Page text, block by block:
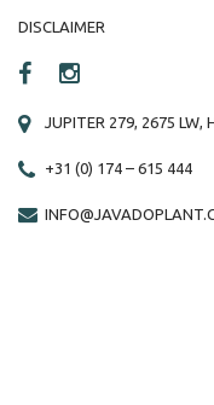
DISCLAIMER
JUPITER 279, 2675 LW,
+31 (0) 174 – 615 444